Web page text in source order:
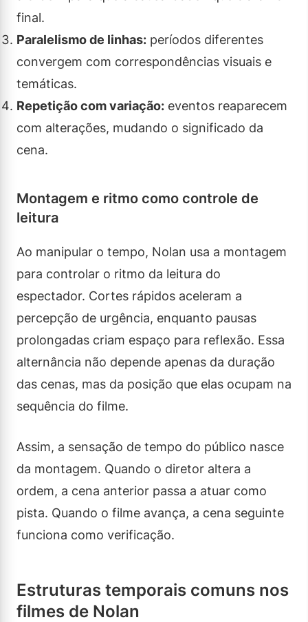
final.
Paralelismo de linhas: períodos diferentes
convergem com correspondências visuais e
temáticas.
Repetição com variação: eventos reaparecem
com alterações, mudando o significado da
cena.
Montagem e ritmo como controle de
leitura
Ao manipular o tempo, Nolan usa a montagem
para controlar o ritmo da leitura do
espectador. Cortes rápidos aceleram a
percepção de urgência, enquanto pausas
prolongadas criam espaço para reflexão. Essa
alternância não depende apenas da duração
das cenas, mas da posição que elas ocupam na
sequência do filme.
Assim, a sensação de tempo do público nasce
da montagem. Quando o diretor altera a
ordem, a cena anterior passa a atuar como
pista. Quando o filme avança, a cena seguinte
funciona como verificação.
Estruturas temporais comuns nos
filmes de Nolan